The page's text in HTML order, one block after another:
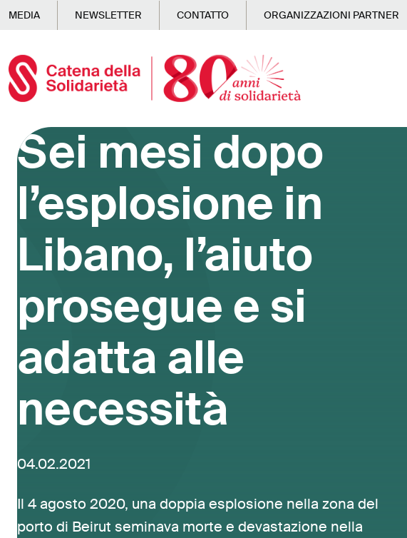
Skip to main content
MEDIA NEWSLETTER CONTATTO ORGANIZZAZIONI PARTNER
Sei mesi dopo
l’esplosione in
Libano, l’aiuto
prosegue e si
adatta alle
necessità
04.02.2021
Il 4 agosto 2020, una doppia esplosione nella zona del
porto di Beirut seminava morte e devastazione nella